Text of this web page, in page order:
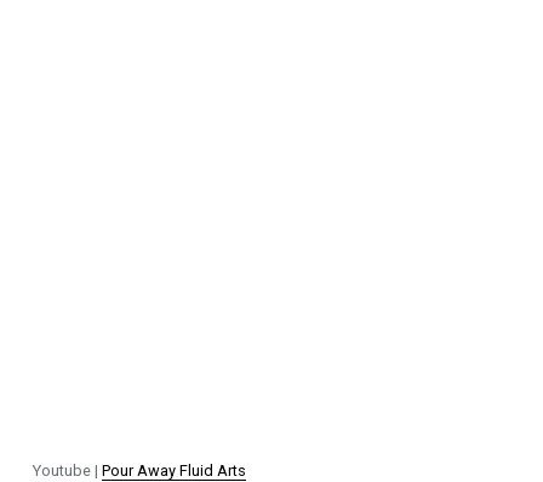
Youtube | Pour Away Fluid Arts